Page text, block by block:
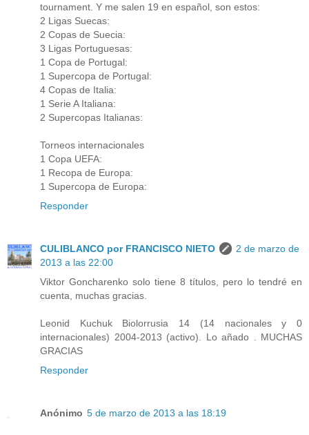
tournament. Y me salen 19 en español, son estos:
2 Ligas Suecas:
2 Copas de Suecia:
3 Ligas Portuguesas:
1 Copa de Portugal:
1 Supercopa de Portugal:
4 Copas de Italia:
1 Serie A Italiana:
2 Supercopas Italianas:
Torneos internacionales
1 Copa UEFA:
1 Recopa de Europa:
1 Supercopa de Europa:
Responder
CULIBLANCO por FRANCISCO NIETO
2 de marzo de
2013 a las 22:00
Viktor Goncharenko solo tiene 8 títulos, pero lo tendré en
cuenta, muchas gracias.
Leonid Kuchuk Biolorrusia 14 (14 nacionales y 0
internacionales) 2004-2013 (activo). Lo añado . MUCHAS
GRACIAS
Responder
Anónimo 5 de marzo de 2013 a las 18:19